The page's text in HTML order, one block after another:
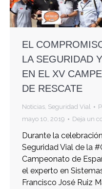
EL
LA SEGURIDAD
EN EL XV
DE RESCATE
Noticias, Seguridad Vial
mayo 10, 2019
Deja un
Durante la
Seguridad Vial de la
Campeonato de
el experto en
Francisco José Ruiz